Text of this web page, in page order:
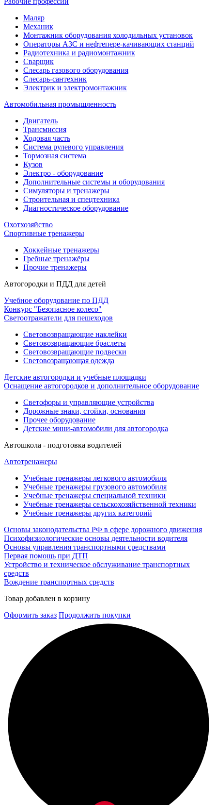
Маляр
Механик
Монтажник оборудования холодильных установок
Операторы АЗС и нефтепере-качивающих станций
Радиотехника и радиомонтажник
Сварщик
Слесарь газового оборудования
Слесарь-сантехник
Электрик и электромонтажник
Автомобильная промышленность
Двигатель
Трансмиссия
Ходовая часть
Система рулевого управления
Тормозная система
Кузов
Электро - оборудование
Дополнительные системы и оборудования
Симуляторы и тренажеры
Строительная и спецтехника
Диагностическое оборудование
Охотхозяйство
Спортивные тренажеры
Хоккейные тренажеры
Гребные тренажёры
Прочие тренажеры
Автогородки и ПДД для детей
Учебное оборудование по ПДД
Конкурс "Безопасное колесо"
Светоотражатели для пешеходов
Световозвращающие наклейки
Световозвращающие браслеты
Световозвращающие подвески
Световозращающая одежда
Детские автогородки и учебные площадки
Оснащение автогородков и дополнительное оборудование
Светофоры и управляющие устройства
Дорожные знаки, стойки, основания
Прочее оборудование
Детские мини-автомобили для автогородка
Автошкола - подготовка водителей
Автотренажеры
Учебные тренажеры легкового автомобиля
Учебные тренажеры грузового автомобиля
Учебные тренажеры специальной техники
Учебные тренажеры сельскохозяйственной техники
Учебные тренажеры других категорий
Основы законодательства РФ в сфере дорожного движения
Психофизиологические основы деятельности водителя
Основы управления транспортными средствами
Первая помощь при ДТП
Устройство и техническое обслуживание транспортных
средств
Вождение транспортных средств
Товар добавлен в корзину
Оформить заказ Продолжить покупки